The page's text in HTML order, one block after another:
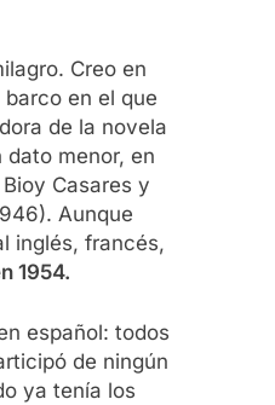
Creo en
en el que
de la novela
dato menor, en
Casares y
Aunque
inglés, francés,
1954.
español: todos
de ningún
ya tenía los